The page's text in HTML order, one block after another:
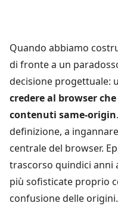
Quando abbiamo
di fronte a un
decisione progettuale:
credere al browser
contenuti same-origin
definizione, a
centrale del browser.
trascorso quindici anni
più sofisticate proprio
confusione delle origini.